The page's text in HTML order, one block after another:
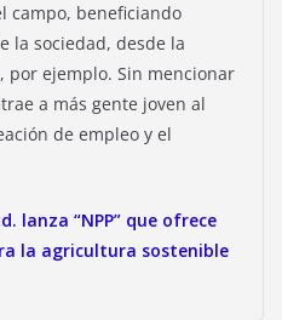
campo, beneficiando
la sociedad, desde la
por ejemplo. Sin mencionar
a más gente joven al
de empleo y el
lanza “NPP” que ofrece
la agricultura sostenible